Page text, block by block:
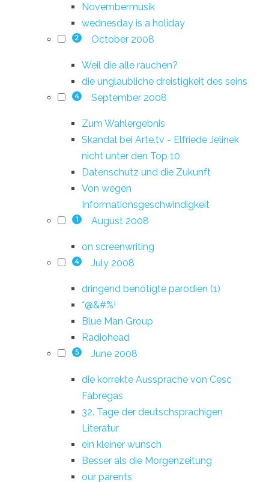
Novembermusik
wednesday is a holiday
2 October 2008
Weil die alle rauchen?
die unglaubliche dreistigkeit des seins
4 September 2008
Zum Wahlergebnis
Skandal bei Arte.tv - Elfriede Jelinek
nicht unter den Top 10
Datenschutz und die Zukunft
Von wegen
Informationsgeschwindigkeit
1 August 2008
on screenwriting
4 July 2008
dringend benötigte parodien (1)
*@&#%!
Blue Man Group
Radiohead
5 June 2008
die korrekte Aussprache von Cesc
Fàbregas
32. Tage der deutschsprachigen
Literatur
ein kleiner wunsch
Besser als die Morgenzeitung
our parents